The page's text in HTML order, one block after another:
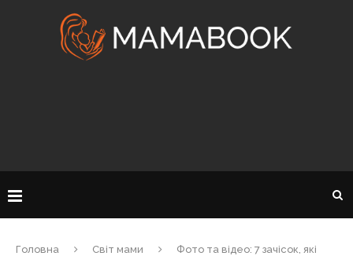
Головна Світ мами
Фото та відео: 7 зачісок, які